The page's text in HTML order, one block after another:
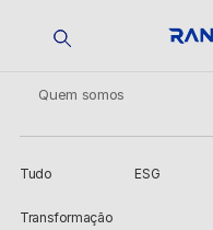
Quem somos
Tudo ESG
Transformação